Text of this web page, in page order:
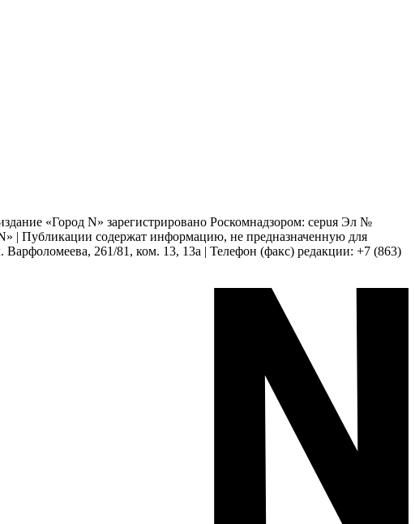
«Город N» зарегистрировано Роскомнадзором: серuя Эл №
| Публикации содержат информацию, не предназначенную для
Варфоломеева, 261/81, ком. 13, 13а | Телефон (факс) редакции: +7 (863)